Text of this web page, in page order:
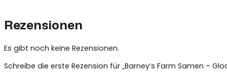
Rezensionen
Es gibt noch keine Rezensionen.
Schreibe die erste Rezension für „Barney’s Farm Samen –